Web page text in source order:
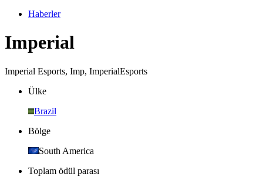
Haberler
Imperial
Imperial Esports, Imp, ImperialEsports
Ülke
Brazil
Bölge
South America
Toplam ödül parası